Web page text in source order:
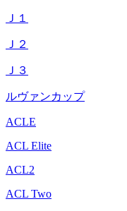
Ｊ１
Ｊ２
Ｊ３
ルヴァンカップ
ACLE
ACL Elite
ACL2
ACL Two